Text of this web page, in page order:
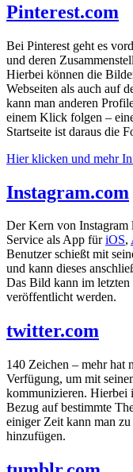
Pinterest.com
Bei Pinterest geht es
und deren
Hierbei können die
Webseiten als auch auf
kann man anderen
einem Klick folgen –
Startseite ist daraus die
Hier klicken und mehr
Instagram.com
Der Kern von Instagram
Service als App füriOS,
Benutzer schießt mit
und kann dieses
Das Bild kann im
veröffentlicht werden.
twitter.com
140 Zeichen – mehr hat
Verfügung, um mit
kommunizieren. Hierbei
Bezug auf bestimmte
einiger Zeit kann man
hinzufügen.